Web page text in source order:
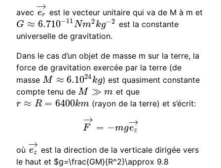
avec er
→
er→est le vecteur unitaire qui va de M à m et
G ≈ 6.710−11Nm2kg−2
G≈6.710−11Nm2kg−2
est la constante
universelle de gravitation.
Dans le cas d’un objet de masse m sur la terre, la
force de gravitation exercée par la terre (de
masse M ≈ 6.1024kg
M≈ 6.1024kg
) est quasiment constante
compte tenu de M ≫ m
M≫m et que
r ≈ R = 6400km
r≈R=6400 km (rayon de la terre) et s’écrit:
F
→
= −mgez
→
F→ =− mgez→
où ez
→
ez →
est la direction de la verticale dirigée vers
le haut et $g=\frac{GM}{R^2}\approx 9.8